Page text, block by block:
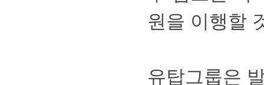
원을이행할
유탑그룹은